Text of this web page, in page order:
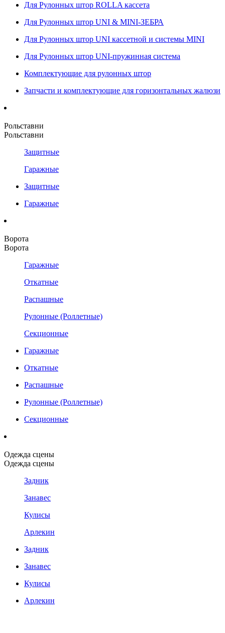
Для Рулонных штор ROLLA кассета
Для Рулонных штор UNI & MINI-ЗЕБРА
Для Рулонных штор UNI кассетной и системы MINI
Для Рулонных штор UNI-пружинная система
Комплектующие для рулонных штор
Запчасти и комплектующие для горизонтальных жалюзи
Рольставни
Рольставни
Защитные
Гаражные
Защитные
Гаражные
Ворота
Ворота
Гаражные
Откатные
Распашные
Рулонные (Роллетные)
Секционные
Гаражные
Откатные
Распашные
Рулонные (Роллетные)
Секционные
Одежда сцены
Одежда сцены
Задник
Занавес
Кулисы
Арлекин
Задник
Занавес
Кулисы
Арлекин